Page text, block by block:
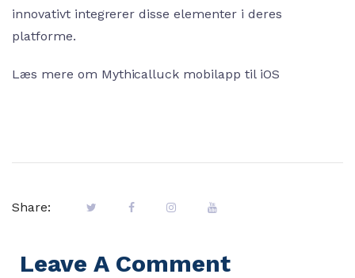
innovativt integrerer disse elementer i deres
platforme.
Læs mere om Mythicalluck mobilapp til iOS
Share:
Leave A Comment